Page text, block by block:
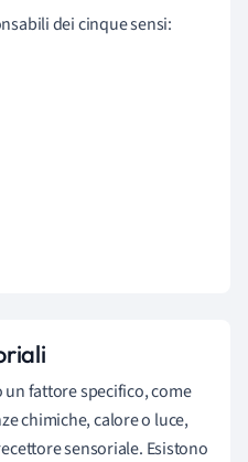
dei cinque sensi:
fattore specifico, come
chimiche, calore o luce,
sensoriale. Esistono